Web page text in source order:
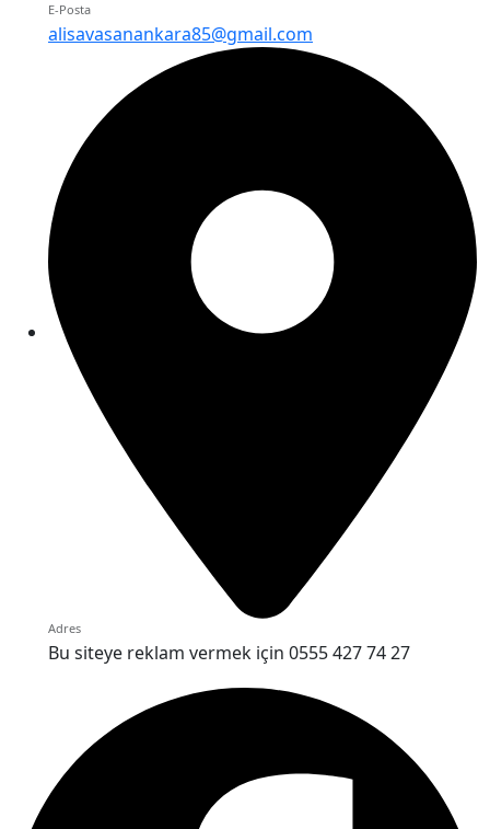
E-Posta
alisavasanankara85@gmail.com
Adres
Bu siteye reklam vermek için 0555 427 74 27